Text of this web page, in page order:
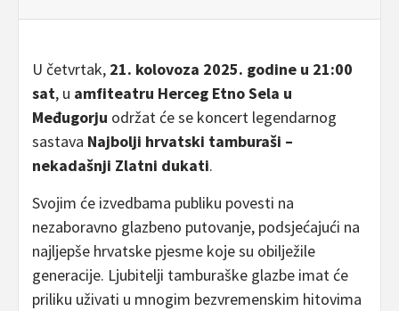
U četvrtak, 21. kolovoza 2025. godine u 21:00
sat, u amfiteatru Herceg Etno Sela u
Međugorju održat će se koncert legendarnog
sastava Najbolji hrvatski tamburaši –
nekadašnji Zlatni dukati.
Svojim će izvedbama publiku povesti na
nezaboravno glazbeno putovanje, podsjećajući na
najljepše hrvatske pjesme koje su obilježile
generacije. Ljubitelji tamburaške glazbe imat će
priliku uživati u mnogim bezvremenskim hitovima